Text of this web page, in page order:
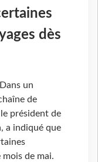
dès
un
de
président de
a indiqué que
mois de mai.